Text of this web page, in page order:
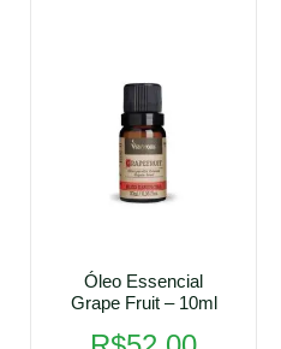
Óleo Essencial
Grape Fruit – 10ml